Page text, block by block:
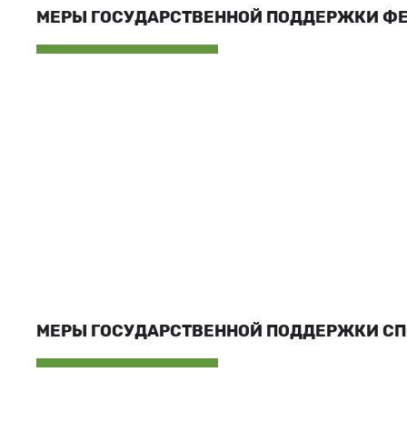
МЕРЫ ГОСУДАРСТВЕННОЙ ПОДДЕРЖКИ
МЕРЫ ГОСУДАРСТВЕННОЙ ПОДДЕРЖКИ